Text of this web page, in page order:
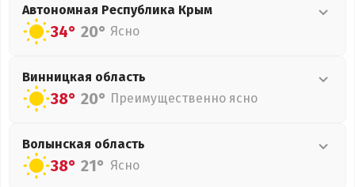
Автономная Республика Крым
34° 20° Ясно
Винницкая область
38° 20° Преимущественно ясно
Волынская область
38° 21° Ясно